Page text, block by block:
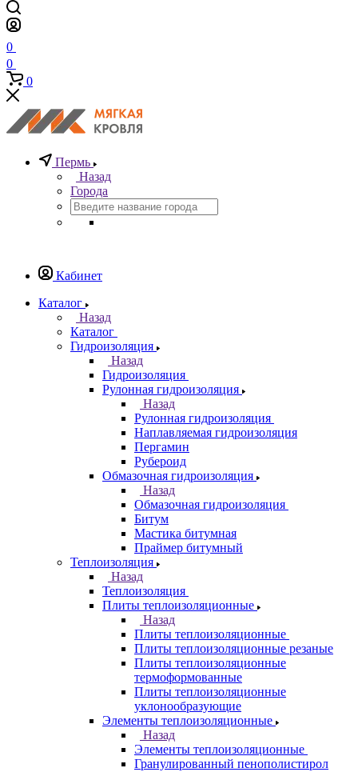
0
0
0
Пермь
Назад
Города
Кабинет
Каталог
Назад
Каталог
Гидроизоляция
Назад
Гидроизоляция
Рулонная гидроизоляция
Назад
Рулонная гидроизоляция
Наплавляемая гидроизоляция
Пергамин
Рубероид
Обмазочная гидроизоляция
Назад
Обмазочная гидроизоляция
Битум
Мастика битумная
Праймер битумный
Теплоизоляция
Назад
Теплоизоляция
Плиты теплоизоляционные
Назад
Плиты теплоизоляционные
Плиты теплоизоляционные резаные
Плиты теплоизоляционные
термоформованные
Плиты теплоизоляционные
уклонообразующие
Элементы теплоизоляционные
Назад
Элементы теплоизоляционные
Гранулированный пенополистирол